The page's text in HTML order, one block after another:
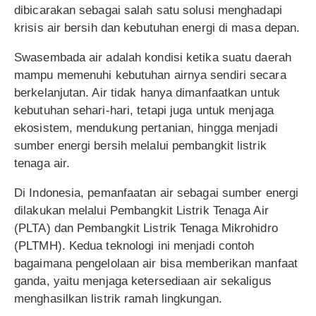
dibicarakan sebagai salah satu solusi menghadapi
krisis air bersih dan kebutuhan energi di masa depan.
Swasembada air adalah kondisi ketika suatu daerah
mampu memenuhi kebutuhan airnya sendiri secara
berkelanjutan. Air tidak hanya dimanfaatkan untuk
kebutuhan sehari-hari, tetapi juga untuk menjaga
ekosistem, mendukung pertanian, hingga menjadi
sumber energi bersih melalui pembangkit listrik
tenaga air.
Di Indonesia, pemanfaatan air sebagai sumber energi
dilakukan melalui Pembangkit Listrik Tenaga Air
(PLTA) dan Pembangkit Listrik Tenaga Mikrohidro
(PLTMH). Kedua teknologi ini menjadi contoh
bagaimana pengelolaan air bisa memberikan manfaat
ganda, yaitu menjaga ketersediaan air sekaligus
menghasilkan listrik ramah lingkungan.